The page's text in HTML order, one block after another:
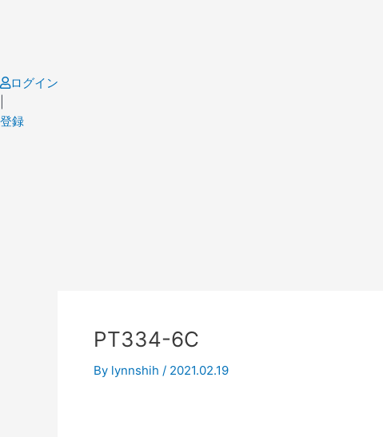
ログイン
登録
PT334-6C
By lynnshih / 2021.02.19